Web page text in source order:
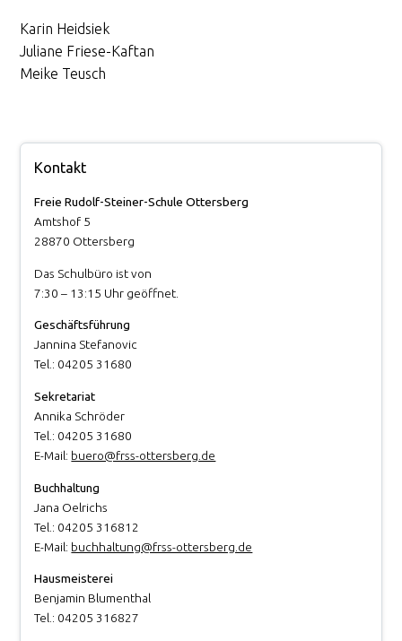
Karin Heidsiek
Juliane Friese-Kaftan
Meike Teusch
Kontakt
Freie Rudolf-Steiner-Schule Ottersberg
Amtshof 5
28870 Ottersberg
Das Schulbüro ist von
7:30 – 13:15 Uhr geöffnet.
Geschäftsführung
Jannina Stefanovic
Tel.: 04205 31680
Sekretariat
Annika Schröder
Tel.: 04205 31680
E-Mail: buero@frss-ottersberg.de
Buchhaltung
Jana Oelrichs
Tel.: 04205 316812
E-Mail: buchhaltung@frss-ottersberg.de
Hausmeisterei
Benjamin Blumenthal
Tel.: 04205 316827